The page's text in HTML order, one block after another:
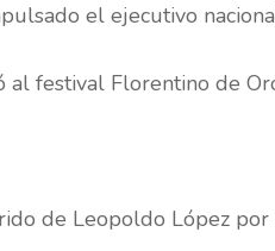
el ejecutivo
al festival Florentino de
de Leopoldo López